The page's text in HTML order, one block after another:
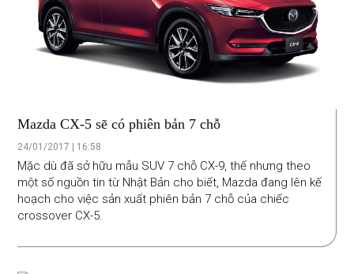
Mazda CX-5 sẽ có phiên bản 7 chỗ
24/01/2017 | 16:58
Mặc dù đã sở hữu mẫu SUV 7 chỗ CX-9, thế nhưng theo
một số nguồn tin từ Nhật Bản cho biết, Mazda đang lên kế
hoạch cho việc sản xuất phiên bản 7 chỗ của chiếc
crossover CX-5.